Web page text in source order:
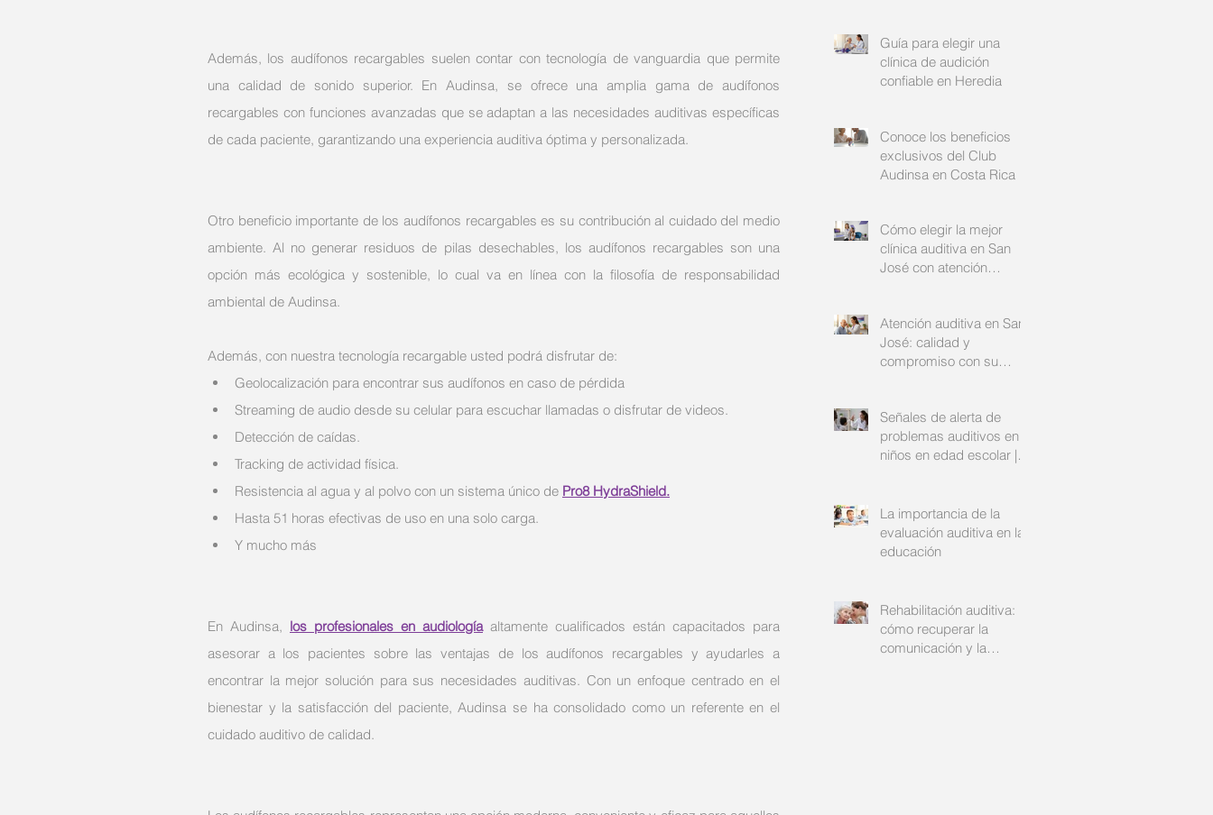
Además, los audífonos recargables suelen contar con tecnología de vanguardia que permite
una calidad de sonido superior. En Audinsa, se ofrece una amplia gama de audífonos
recargables con funciones avanzadas que se adaptan a las necesidades auditivas específicas
de cada paciente, garantizando una experiencia auditiva óptima y personalizada.
Otro beneficio importante de los audífonos recargables es su contribución al cuidado del medio
ambiente. Al no generar residuos de pilas desechables, los audífonos recargables son una
opción más ecológica y sostenible, lo cual va en línea con la filosofía de responsabilidad
ambiental de Audinsa.
Además, con nuestra tecnología recargable usted podrá disfrutar de:
Geolocalización para encontrar sus audífonos en caso de pérdida
Streaming de audio desde su celular para escuchar llamadas o disfrutar de videos.
Detección de caídas.
Tracking de actividad física.
Resistencia al agua y al polvo con un sistema único de Pro8 HydraShield.
Hasta 51 horas efectivas de uso en una solo carga.
Y mucho más
En Audinsa, los profesionales en audiología altamente cualificados están capacitados para
asesorar a los pacientes sobre las ventajas de los audífonos recargables y ayudarles a
encontrar la mejor solución para sus necesidades auditivas. Con un enfoque centrado en el
bienestar y la satisfacción del paciente, Audinsa se ha consolidado como un referente en el
cuidado auditivo de calidad.
Guía para elegir una
clínica de audición
confiable en Heredia
Conoce los beneficios
exclusivos del Club
Audinsa en Costa Rica
Cómo elegir la mejor
clínica auditiva en San
José con atención
Atención auditiva en San
José: calidad y
compromiso con su
Señales de alerta de
problemas auditivos en
niños en edad escolar |
La importancia de la
evaluación auditiva en la
educación
Rehabilitación auditiva:
cómo recuperar la
comunicación y la